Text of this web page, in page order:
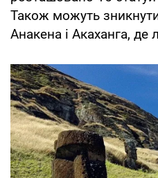
Також можуть
Анакена і Акаханга, де